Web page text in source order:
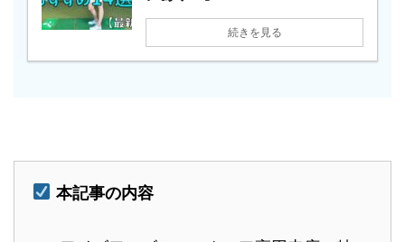
続きを見る
本記事の内容